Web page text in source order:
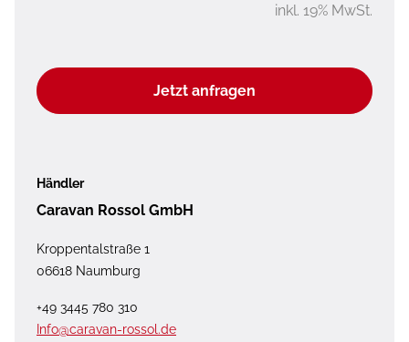
inkl. 19% MwSt.
Jetzt anfragen
Händler
Caravan Rossol GmbH
Kroppentalstraße 1
06618 Naumburg
+49 3445 780 310
Info@caravan-rossol.de